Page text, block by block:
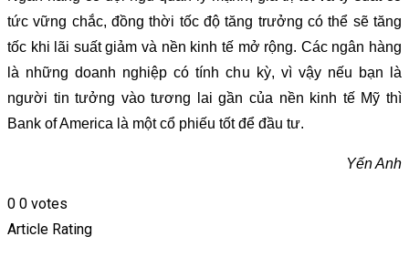
tức vững chắc, đồng thời tốc độ tăng trưởng có thể sẽ tăng
tốc khi lãi suất giảm và nền kinh tế mở rộng. Các ngân hàng
là những doanh nghiệp có tính chu kỳ, vì vậy nếu bạn là
người tin tưởng vào tương lai gần của nền kinh tế Mỹ thì
Bank of America là một cổ phiếu tốt để đầu tư.
Yến Anh
0 0 votes
Article Rating